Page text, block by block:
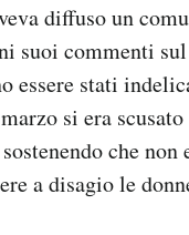
diffuso un
suoi commenti
essere stati
si era scusato
che non
a disagio le